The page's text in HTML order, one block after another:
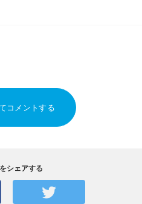
コメントする
シェアする